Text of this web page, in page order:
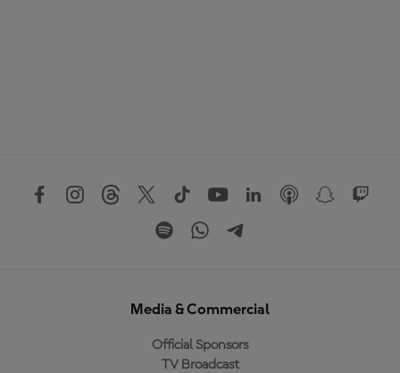
Media & Commercial
Official Sponsors
TV Broadcast